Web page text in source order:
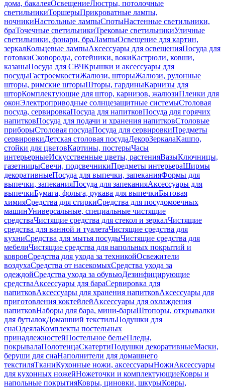
дома, бакалеяОсвещениеЛюстры, потолочные
светильникиТоршерыПрикроватные лампы,
ночникиНастольные лампыСпотыНастенные светильники,
браТочечные светильникиТрековые светильникиУличные
светильники, фонари, браЛампыОсвещение для картин,
зеркалКольцевые лампыАксессуары для освещенияПосуда для
готовкиСковороды, сотейники, вокиКастрюли, ковши,
казаныПосуда для СВЧКрышки и аксессуары для
посудыГастроемкостиЖалюзи, шторыЖалюзи, рулонные
шторы, римские шторыШторы, гардиныКарнизы для
шторКомплектующие для штор, карнизов, жалюзиПленки для
оконЭлектроприводные солнцезащитные системыСтоловая
посуда, сервировкаПосуда для напитковПосуда для горячих
напитковПосуда для подачи и хранения напитковСтоловые
приборыСтоловая посудаПосуда для сервировкиПредметы
сервировкиДетская столовая посудаДекорЗеркалаКашпо,
стойки для цветовКартины, постерыЧасы
интерьерныеИскусственные цветы, растенияВазыКлючницы,
газетницыСвечи, подсвечникиПредметы интерьераШирмы
декоративныеПосуда для выпечки, запеканияФормы для
выпечки, запеканияПосуда для запеканияАксессуары для
выпечкиБумага, фольга, рукава для выпечкиБытовая
химияСредства для стиркиСредства для посудомоечных
машинУниверсальные, специальные чистящие
средстваЧистящие средства для стекол и зеркалЧистящие
средства для ванной и туалетаЧистящие средства для
кухниСредства для мытья посудыЧистящие средства для
мебелиЧистящие средства для напольных покрытий и
ковровСредства для ухода за техникойОсвежители
воздухаСредства от насекомыхСредства ухода за
одеждойСредства ухода за обувьюДезинфицирующие
средстваАксессуары для бараСервировка для
напитковАксессуары для хранения напитковАксессуары для
приготовления коктейлейАксессуары для охлаждения
напитковНаборы для бара, мини-барыШтопоры, открывалки
для бутылокДомашний текстильПодушки для
снаОдеялаКомплекты постельных
принадлежностейПостельное бельеПледы,
покрывалаПолотенцаСкатертиПодушки декоративныеМаски,
беруши для снаНаполнители для домашнего
текстиляТканиКухонные ножи, аксессуарыНожиАксессуары
для кухонных ножейНожеточки и комплектующиеКовры и
напольные покрытияКовры, циновки, шкурыКовры,